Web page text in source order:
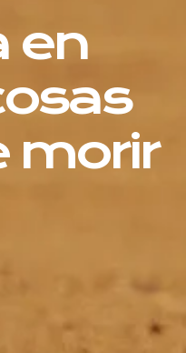
en
morir